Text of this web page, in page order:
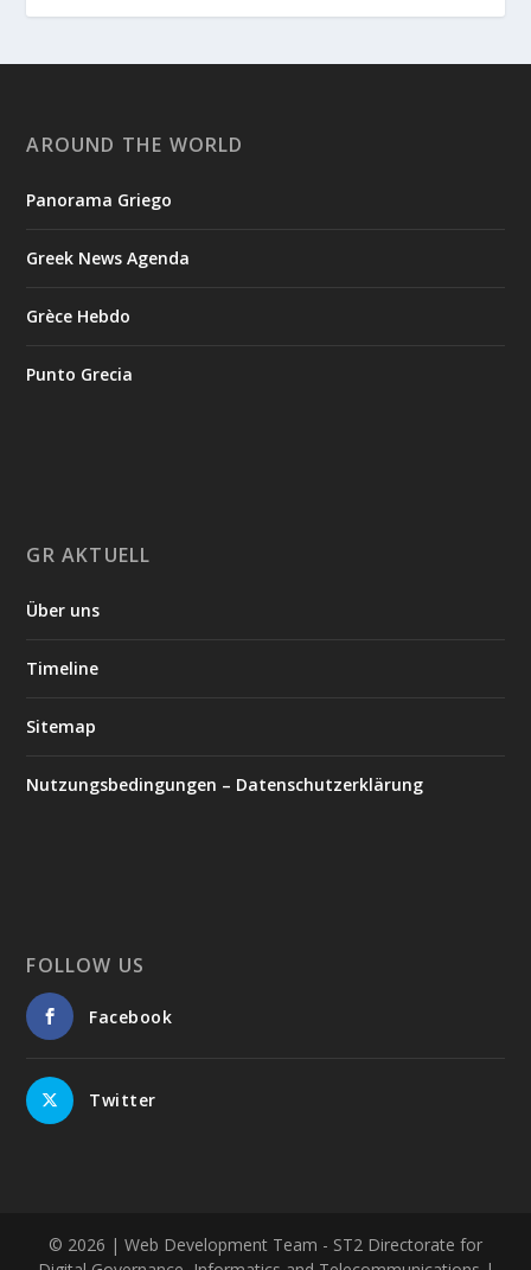
AROUND THE WORLD
Panorama Griego
Greek News Agenda
Grèce Hebdo
Punto Grecia
GR AKTUELL
Über uns
Timeline
Sitemap
Nutzungsbedingungen – Datenschutzerklärung
FOLLOW US
Facebook
Twitter
© 2026 | Web Development Team - ST2 Directorate for